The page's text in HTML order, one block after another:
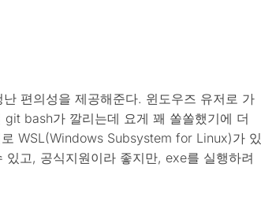
편의성을 제공해준다. 윈도우즈 유저로 가
bash가 깔리는데 요게 꽤 쏠쏠했기에 더
WSL(Windows Subsystem for Linux)가 있
고, 공식지원이라 좋지만, exe를 실행하려